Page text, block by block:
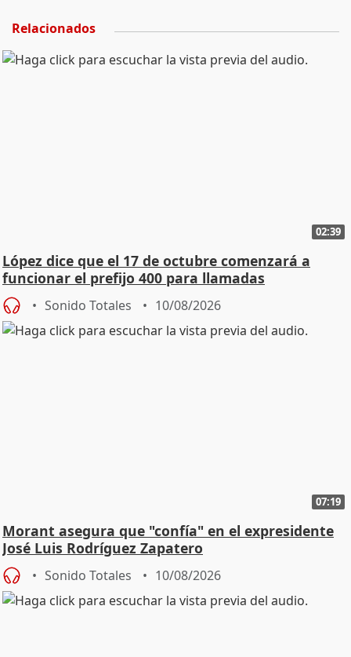
Relacionados
02:39
López dice que el 17 de octubre comenzará a
funcionar el prefijo 400 para llamadas
comerciales
Sonido Totales 10/08/2026
07:19
Morant asegura que "confía" en el expresidente
José Luis Rodríguez Zapatero
Sonido Totales 10/08/2026